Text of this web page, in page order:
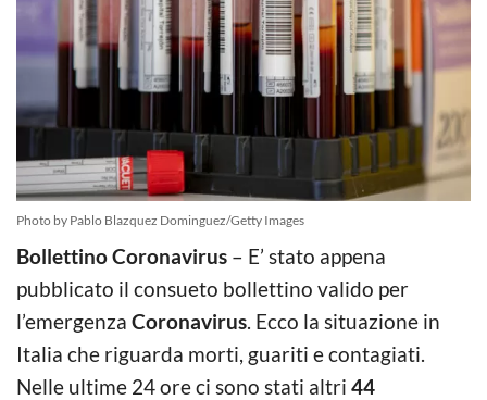
Photo by Pablo Blazquez Dominguez/Getty Images
Bollettino Coronavirus – E’ stato appena
pubblicato il consueto bollettino valido per
l’emergenza Coronavirus. Ecco la situazione in
Italia che riguarda morti, guariti e contagiati.
Nelle ultime 24 ore ci sono stati altri 44